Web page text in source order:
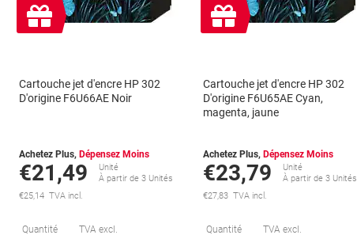
Économies
Cadeau
gratuit
Cartouche jet d'encre HP 302
D'origine F6U66AE Noir
Achetez Plus, Dépensez Moins
€21,49
Unité
À partir de 3 Unités
€25,14 TVA incl.
Quantité TVA excl. Économies
Cadeau
gratuit
Cartouche jet d'encre HP 302
D'origine F6U65AE Cyan,
magenta, jaune
Achetez Plus, Dépensez Moins
€23,79
Unité
À partir de 3 Unités
€27,83 TVA incl.
Quantité TVA excl.